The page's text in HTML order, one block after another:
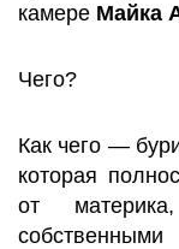
камере Майка
Чего?
Как чего —
которая
от